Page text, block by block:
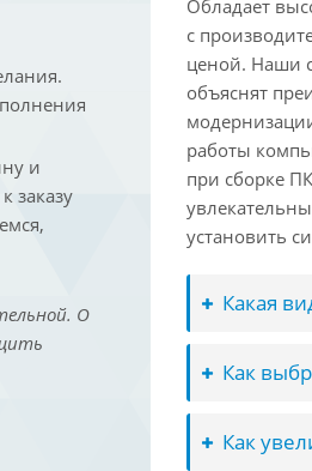
и
заказу
О
Обладает
с
ценой. Наши
объяснят
работы
при сборке
установить
Какая
Как
Как